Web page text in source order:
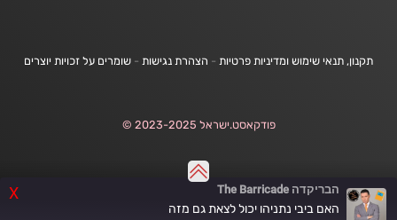
X הבריקדה The Barricade
האם ביבי נתניהו יכול לצאת גם מזה
תקנון, תנאי שימוש ומדיניות פרטיות - הצהרת נגישות - שומרים על זכויות יוצרים
פודקאסט.ישראל 2023-2025 ©